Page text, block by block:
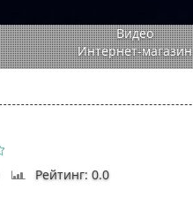
Видео
Интернет-магазин
Рейтинг: 0.0